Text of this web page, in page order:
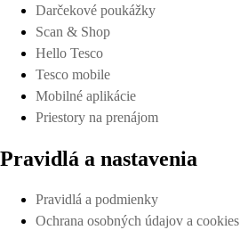
Darčekové poukážky
Scan & Shop
Hello Tesco
Tesco mobile
Mobilné aplikácie
Priestory na prenájom
Pravidlá a nastavenia
Pravidlá a podmienky
Ochrana osobných údajov a cookies